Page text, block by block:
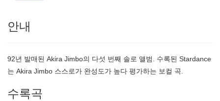
안내
92년 발매된 Akira Jimbo의 다섯 번째 솔로 앨범. 수록된 Stardance
는 Akira Jimbo 스스로가 완성도가 높다 평가하는 보컬 곡.
수록곡